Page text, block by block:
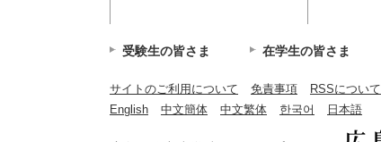
受験生の皆さま 在学生の皆さま
サイトのご利用について 免責事項 RSSについて
English
中文簡体 中文繁体 한국어 日本語